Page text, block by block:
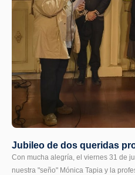
Jubileo de dos queridas
Con mucha alegría, el viernes 31 de
nuestra "seño" Mónica Tapia y la